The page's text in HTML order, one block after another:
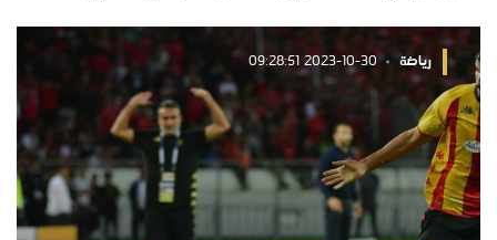
رياضة 2023-10-30 09:28:51